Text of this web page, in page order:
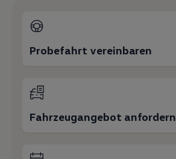
Probefahrt vereinbaren
Fahrzeugangebot anfordern